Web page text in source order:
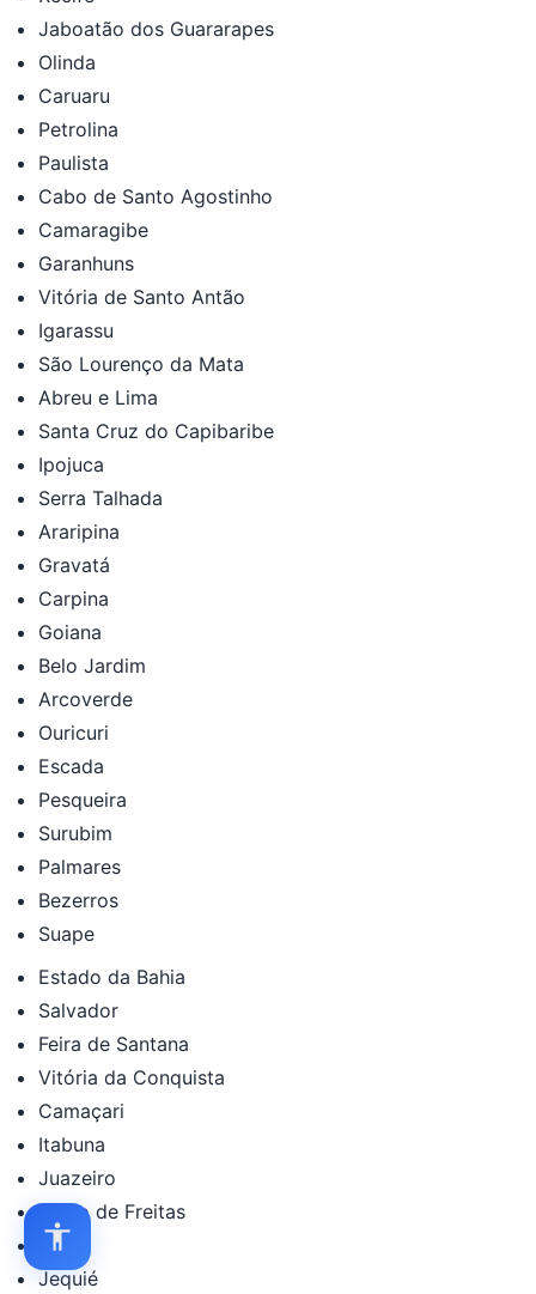
Jaboatão dos Guararapes
Olinda
Caruaru
Petrolina
Paulista
Cabo de Santo Agostinho
Camaragibe
Garanhuns
Vitória de Santo Antão
Igarassu
São Lourenço da Mata
Abreu e Lima
Santa Cruz do Capibaribe
Ipojuca
Serra Talhada
Araripina
Gravatá
Carpina
Goiana
Belo Jardim
Arcoverde
Ouricuri
Escada
Pesqueira
Surubim
Palmares
Bezerros
Suape
Estado da Bahia
Salvador
Feira de Santana
Vitória da Conquista
Camaçari
Itabuna
Juazeiro
Lauro de Freitas
Ilhéus
Jequié